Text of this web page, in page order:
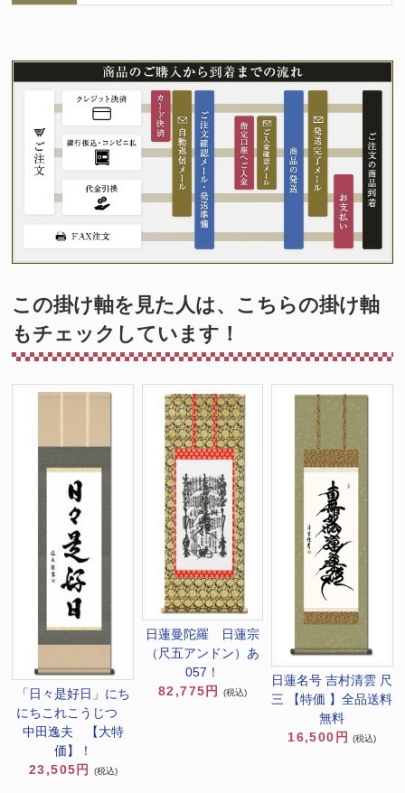
この掛け軸を見た人は、こちらの掛け軸
もチェックしています！
「日々是好日」にち
にちこれこうじつ
中田逸夫 【大特
価】！
23,505円
(税込)
日蓮曼陀羅 日蓮宗
（尺五アンドン）あ
057！
82,775円
(税込)
日蓮名号 吉村清雲 尺
三 【特価 】全品送料
無料
16,500円
(税込)